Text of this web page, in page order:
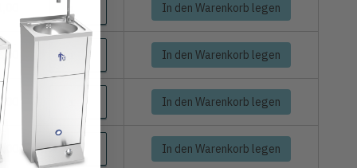
In den Warenkorb legen
In den Warenkorb legen
In den Warenkorb legen
In den Warenkorb legen